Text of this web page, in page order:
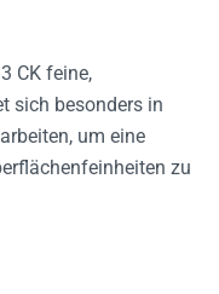
CK feine,
sich besonders in
um eine
zu